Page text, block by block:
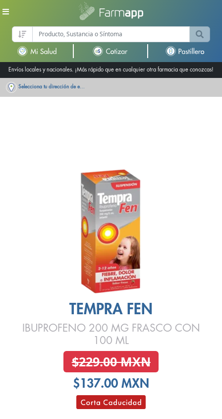
Envíos locales y nacionales. ¡Más rápido que en cualquier otra farmacia que conozcas!
Selecciona tu dirección de entrega
TEMPRA FEN
IBUPROFENO 200 MG FRASCO CON
100 ML
$229.00 MXN
$137.00 MXN